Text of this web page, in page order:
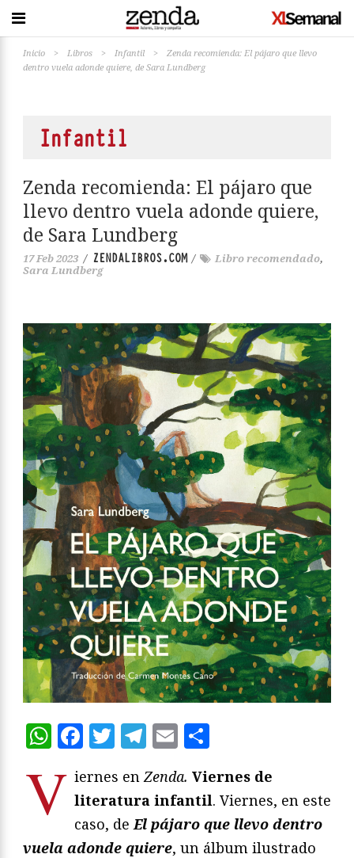
Inicio > Libros > Infantil >
Zenda recomienda: El pájaro que llevo
dentro vuela adonde quiere, de Sara Lundberg
Infantil
Zenda recomienda: El pájaro que
llevo dentro vuela adonde quiere,
de Sara Lundberg
17 Feb 2023 / ZENDALIBROS.COM/ Libro recomendado,
Sara Lundberg
WhatsApp
Facebook
Twitter
Telegram
Email
V iernes enZenda. Viernes de
literatura infantil. Viernes, en este
caso, deEl pájaro que llevo dentro
vuela adonde quiere, un álbum ilustrado